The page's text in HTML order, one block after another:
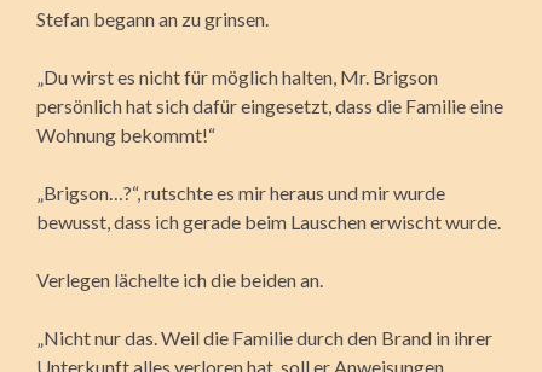
Stefan begann an zu grinsen.
„Du wirst es nicht für möglich halten, Mr. Brigson
persönlich hat sich dafür eingesetzt, dass die Familie eine
Wohnung bekommt!“
„Brigson…?“, rutschte es mir heraus und mir wurde
bewusst, dass ich gerade beim Lauschen erwischt wurde.
Verlegen lächelte ich die beiden an.
„Nicht nur das. Weil die Familie durch den Brand in ihrer
Unterkunft alles verloren hat, soll er Anweisungen